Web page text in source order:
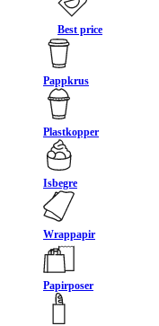
Best price
Pappkrus
Plastkopper
Isbegre
Wrappapir
Papirposer